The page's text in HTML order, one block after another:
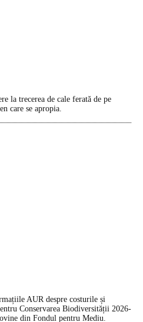
la trecerea de cale ferată de pe
care se apropia.
AUR despre costurile și
Conservarea Biodiversității 2026-
din Fondul pentru Mediu.